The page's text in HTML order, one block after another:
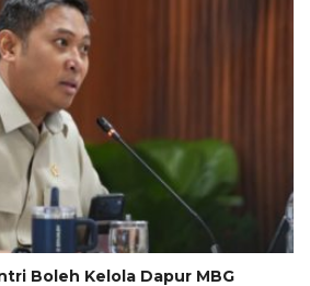
Boleh Kelola Dapur MBG